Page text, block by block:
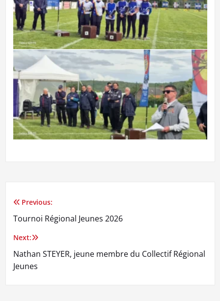
Navigation
de
l’article
Previous:
Tournoi Régional Jeunes 2026
Next:
Nathan STEYER, jeune membre du Collectif Régional
Jeunes